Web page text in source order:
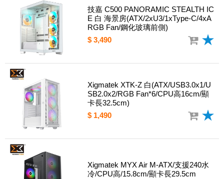
技嘉 C500 PANORAMIC STEALTH IC
E 白 海景房(ATX/2xU3/1xType-C/4xA
RGB Fan/鋼化玻璃前側)
$ 3,490
Xigmatek XTK-Z 白(ATX/USB3.0x1/U
SB2.0x2/RGB Fan*6/CPU高16cm/顯
卡長32.5cm)
$ 1,490
Xigmatek MYX Air M-ATX/支援240水
冷/CPU高/15.8cm/顯卡長29.5cm